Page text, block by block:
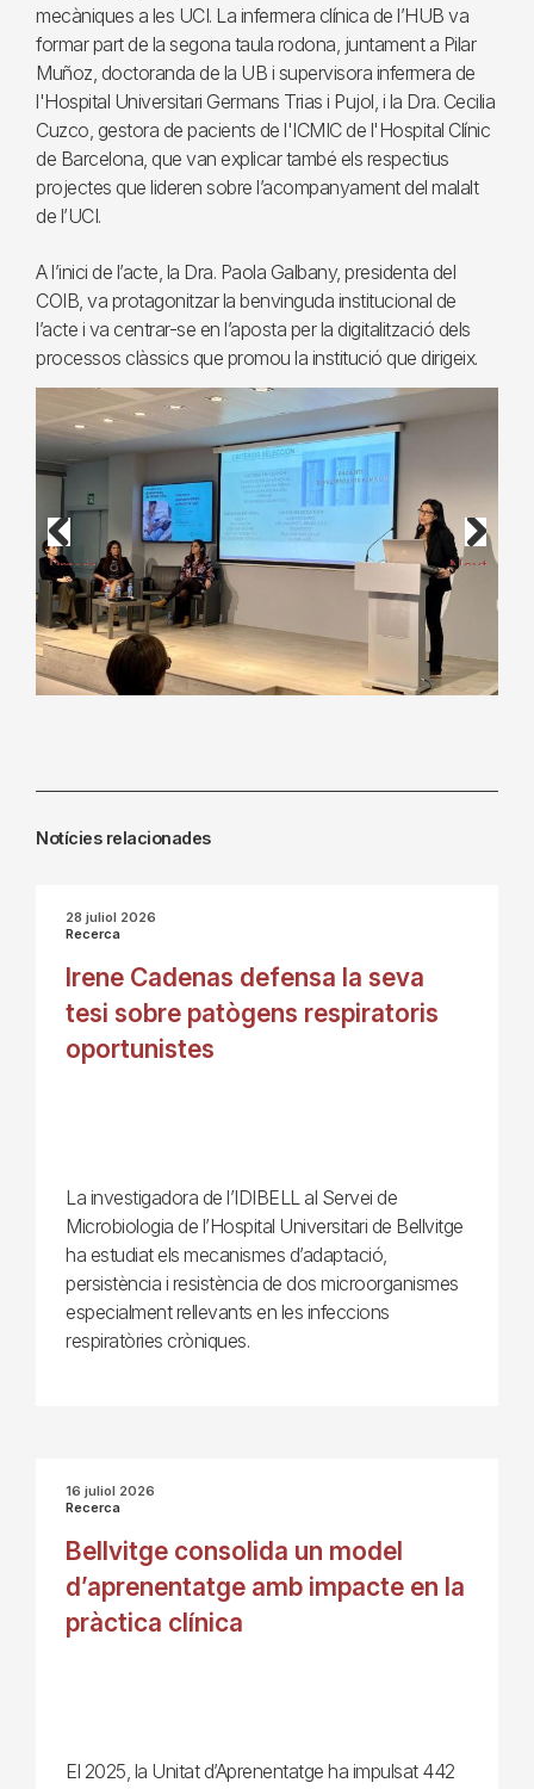
mecàniques a les UCI. La infermera clínica de l’HUB va
formar part de la segona taula rodona, juntament a Pilar
Muñoz, doctoranda de la UB i supervisora infermera de
l'Hospital Universitari Germans Trias i Pujol, i la Dra. Cecilia
Cuzco, gestora de pacients de l'ICMIC de l'Hospital Clínic
de Barcelona, que van explicar també els respectius
projectes que lideren sobre l’acompanyament del malalt
de l’UCI.
A l’inici de l’acte, la Dra. Paola Galbany, presidenta del
COIB, va protagonitzar la benvinguda institucional de
l’acte i va centrar-se en l’aposta per la digitalització dels
processos clàssics que promou la institució que dirigeix.
Previous Next
Notícies relacionades
28 juliol 2026
Recerca
Irene Cadenas defensa la seva
tesi sobre patògens respiratoris
oportunistes
La investigadora de l’IDIBELL al Servei de
Microbiologia de l’Hospital Universitari de Bellvitge
ha estudiat els mecanismes d’adaptació,
persistència i resistència de dos microorganismes
especialment rellevants en les infeccions
respiratòries cròniques.
16 juliol 2026
Recerca
Bellvitge consolida un model
d’aprenentatge amb impacte en la
pràctica clínica
El 2025, la Unitat d’Aprenentatge ha impulsat 442